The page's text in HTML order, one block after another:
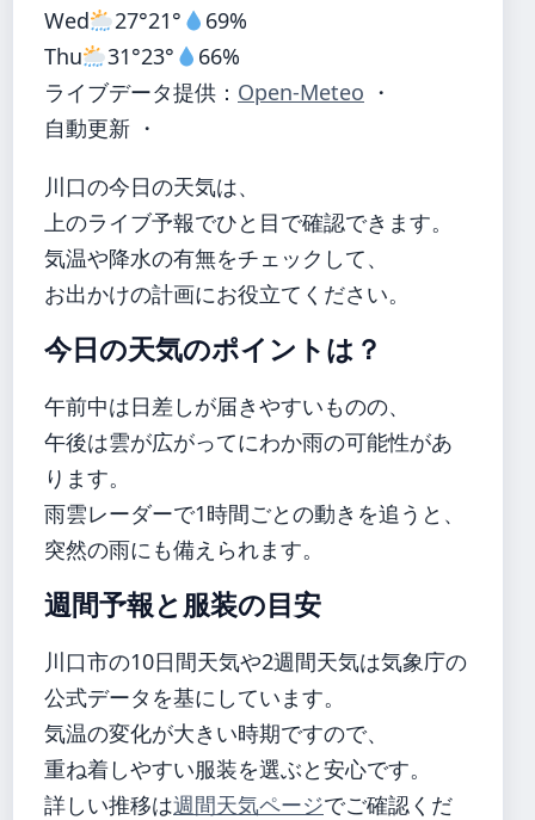
Wed
27°21°
69%
Thu
31°23°
66%
ライブデータ提供： Open-Meteo ・
自動更新 ・
川口の今日の天気は、
上のライブ予報でひと目で確認できます。
気温や降水の有無をチェックして、
お出かけの計画にお役立てください。
今日の天気のポイントは？
午前中は日差しが届きやすいものの、
午後は雲が広がってにわか雨の可能性があ
ります。
雨雲レーダーで1時間ごとの動きを追うと、
突然の雨にも備えられます。
週間予報と服装の目安
川口市の10日間天気や2週間天気は気象庁の
公式データを基にしています。
気温の変化が大きい時期ですので、
重ね着しやすい服装を選ぶと安心です。
詳しい推移は週間天気ページでご確認くだ